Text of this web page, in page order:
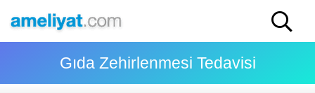
Gıda Zehirlenmesi Tedavisi